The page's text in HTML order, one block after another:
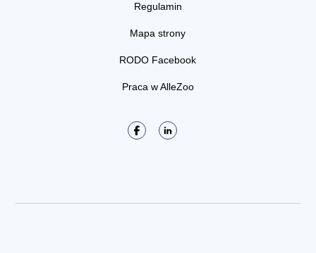
Regulamin
Mapa strony
RODO Facebook
Praca w AlleZoo